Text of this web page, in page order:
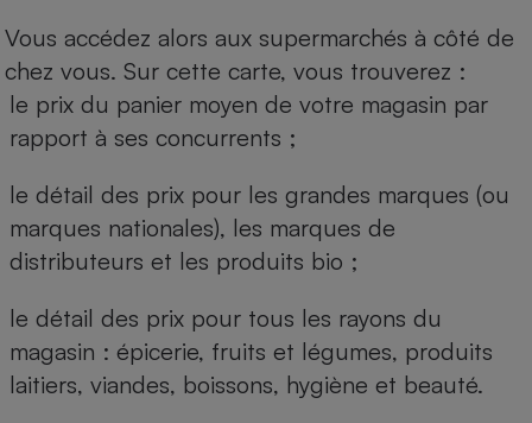
Vous accédez alors aux supermarchés à côté de
chez vous. Sur cette carte, vous trouverez :
le prix du panier moyen de votre magasin par
rapport à ses concurrents ;
le détail des prix pour les grandes marques (ou
marques nationales), les marques de
distributeurs et les produits bio ;
le détail des prix pour tous les rayons du
magasin : épicerie, fruits et légumes, produits
laitiers, viandes, boissons, hygiène et beauté.